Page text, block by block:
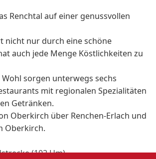
Renchtal auf einer genussvollen
nicht nur durch eine schöne
auch jede Menge Köstlichkeiten zu
Wohl sorgen unterwegs sechs
mit regionalen Spezialitäten
Getränken.
Oberkirch über Renchen-Erlach und
Oberkirch.
(102 Hm)